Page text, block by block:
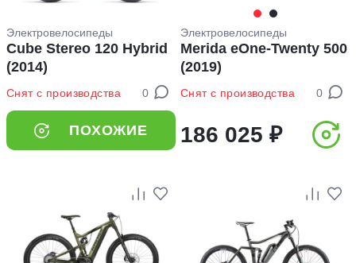
Электровелосипеды
Cube Stereo 120 Hybrid
(2014)
Снят с производства 0
ПОХОЖИЕ
Электровелосипеды
Merida eOne-Twenty 500
(2019)
Снят с производства 0
186 025 ₽